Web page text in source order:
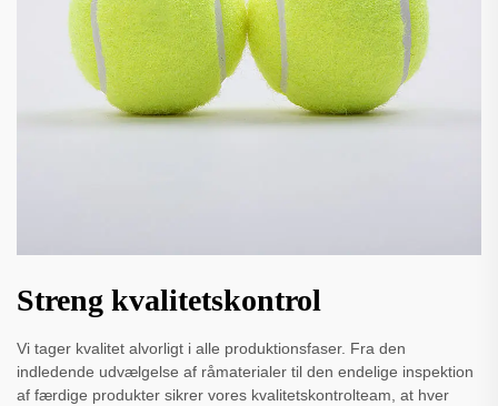
Streng kvalitetskontrol
Vi tager kvalitet alvorligt i alle produktionsfaser. Fra den
indledende udvælgelse af råmaterialer til den endelige inspektion
af færdige produkter sikrer vores kvalitetskontrolteam, at hver